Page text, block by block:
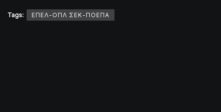
Tags: ΕΠΕΛ-ΟΠΛ ΣΕΚ-ΠΟΕΠΑ